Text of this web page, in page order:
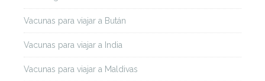
Vacunas para viajar a Bután
Vacunas para viajar a India
Vacunas para viajar a Maldivas